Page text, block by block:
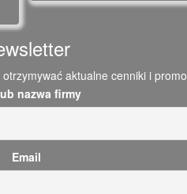
aktualne cenniki i
nazwa firmy
Email